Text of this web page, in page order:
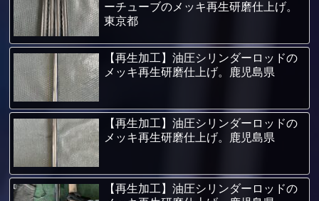
ーチューブのメッキ再生研磨仕上げ。
東京都
【再生加工】油圧シリンダーロッドの
メッキ再生研磨仕上げ。鹿児島県
【再生加工】油圧シリンダーロッドの
メッキ再生研磨仕上げ。鹿児島県
【再生加工】油圧シリンダーロッドの